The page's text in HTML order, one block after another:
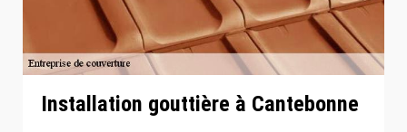
Installation gouttière à Cantebonne